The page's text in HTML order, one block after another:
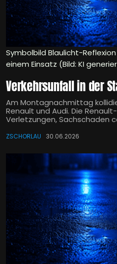
Symbolbild Blaulicht-
einem Einsatz (Bild: KI
Verkehrsunfall in der
Am Montagnachmittag
Renault und Audi. Die
Verletzungen, Sachschaden
ZSCHORLAU 30.06.2026